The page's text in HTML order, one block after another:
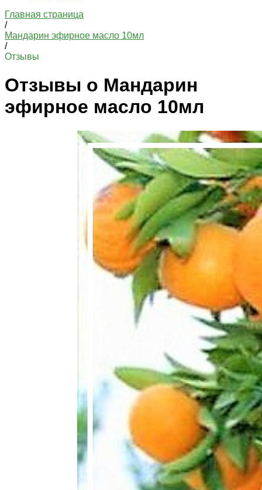
Главная страница
/
Мандарин эфирное масло 10мл
/
Отзывы
Отзывы о Мандарин
эфирное масло 10мл